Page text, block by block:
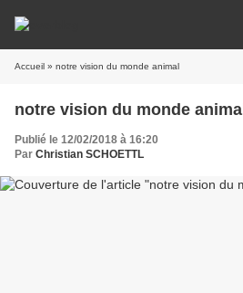
Accueil » notre vision du monde animal
notre vision du monde animal
Publié le 12/02/2018 à 16:20
Par Christian SCHOETTL